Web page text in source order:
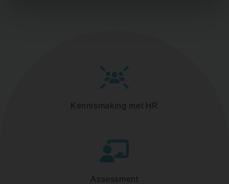
Kennismaking met HR
Assessment